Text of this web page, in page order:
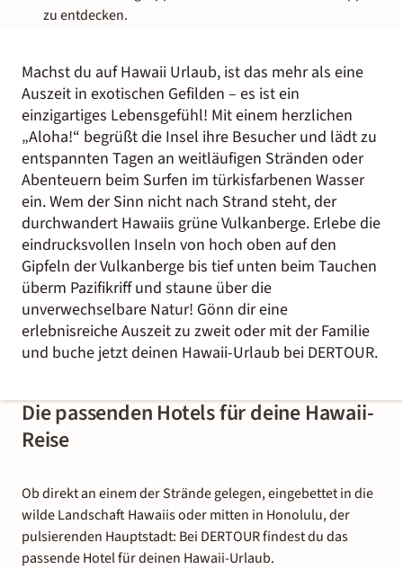
zu entdecken.
Machst du auf Hawaii Urlaub, ist das mehr als eine
Auszeit in exotischen Gefilden – es ist ein
einzigartiges Lebensgefühl! Mit einem herzlichen
„Aloha!“ begrüßt die Insel ihre Besucher und lädt zu
entspannten Tagen an weitläufigen Stränden oder
Abenteuern beim Surfen im türkisfarbenen Wasser
ein. Wem der Sinn nicht nach Strand steht, der
durchwandert Hawaiis grüne Vulkanberge. Erlebe die
eindrucksvollen Inseln von hoch oben auf den
Gipfeln der Vulkanberge bis tief unten beim Tauchen
überm Pazifikriff und staune über die
unverwechselbare Natur! Gönn dir eine
erlebnisreiche Auszeit zu zweit oder mit der Familie
und buche jetzt deinen Hawaii-Urlaub bei DERTOUR.
Die passenden Hotels für deine Hawaii-
Reise
Ob direkt an einem der Strände gelegen, eingebettet in die
wilde Landschaft Hawaiis oder mitten in Honolulu, der
pulsierenden Hauptstadt: Bei DERTOUR findest du das
passende Hotel für deinen Hawaii-Urlaub.